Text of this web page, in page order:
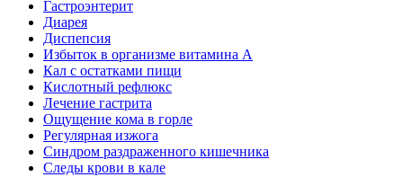
Гастроэнтерит
Диарея
Диспепсия
Избыток в организме витамина А
Кал с остатками пищи
Кислотный рефлюкс
Лечение гастрита
Ощущение кома в горле
Регулярная изжога
Синдром раздраженного кишечника
Следы крови в кале